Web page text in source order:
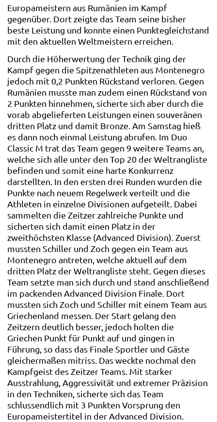
Europameistern aus Rumänien im Kampf
gegenüber. Dort zeigte das Team seine bisher
beste Leistung und konnte einen Punktegleichstand
mit den aktuellen Weltmeistern erreichen.
Durch die Höherwertung der Technik ging der
Kampf gegen die Spitzenathleten aus Montenegro
jedoch mit 0,2 Punkten Rückstand verloren. Gegen
Rumänien musste man zudem einen Rückstand von
2 Punkten hinnehmen, sicherte sich aber durch die
vorab abgelieferten Leistungen einen souveränen
dritten Platz und damit Bronze. Am Samstag hieß
es dann noch einmal Leistung abrufen. Im Duo
Classic M trat das Team gegen 9 weitere Teams an,
welche sich alle unter den Top 20 der Weltrangliste
befinden und somit eine harte Konkurrenz
darstellten. In den ersten drei Runden wurden die
Punkte nach neuem Regelwerk verteilt und die
Athleten in einzelne Divisionen aufgeteilt. Dabei
sammelten die Zeitzer zahlreiche Punkte und
sicherten sich damit einen Platz in der
zweithöchsten Klasse (Advanced Division). Zuerst
mussten Schiller und Zoch gegen ein Team aus
Montenegro antreten, welche aktuell auf dem
dritten Platz der Weltrangliste steht. Gegen dieses
Team setzte man sich durch und stand anschließend
im packenden Advanced Division Finale. Dort
mussten sich Zoch und Schiller mit einem Team aus
Griechenland messen. Der Start gelang den
Zeitzern deutlich besser, jedoch holten die
Griechen Punkt für Punkt auf und gingen in
Führung, so dass das Finale Sportler und Gäste
gleichermaßen mitriss. Das weckte nochmal den
Kampfgeist des Zeitzer Teams. Mit starker
Ausstrahlung, Aggressivität und extremer Präzision
in den Techniken, sicherte sich das Team
schlussendlich mit 3 Punkten Vorsprung den
Europameistertitel in der Advanced Division.